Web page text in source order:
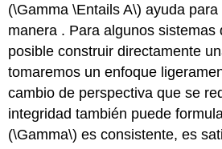
(\Gamma \Entails A\) ayuda
manera . Para algunos sistemas
posible construir directamente
tomaremos un enfoque
cambio de perspectiva que se
integridad también puede
(\Gamma\) es consistente, es